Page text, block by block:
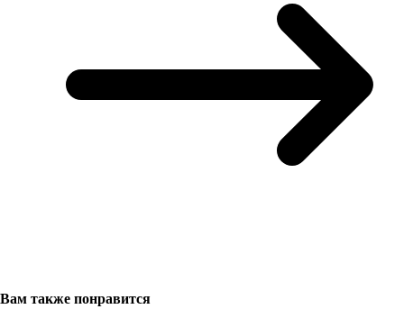
Вам также понравится